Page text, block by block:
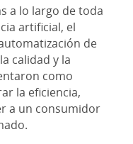
a lo largo de toda
artificial, el
de
calidad y la
como
la eficiencia,
a un consumidor